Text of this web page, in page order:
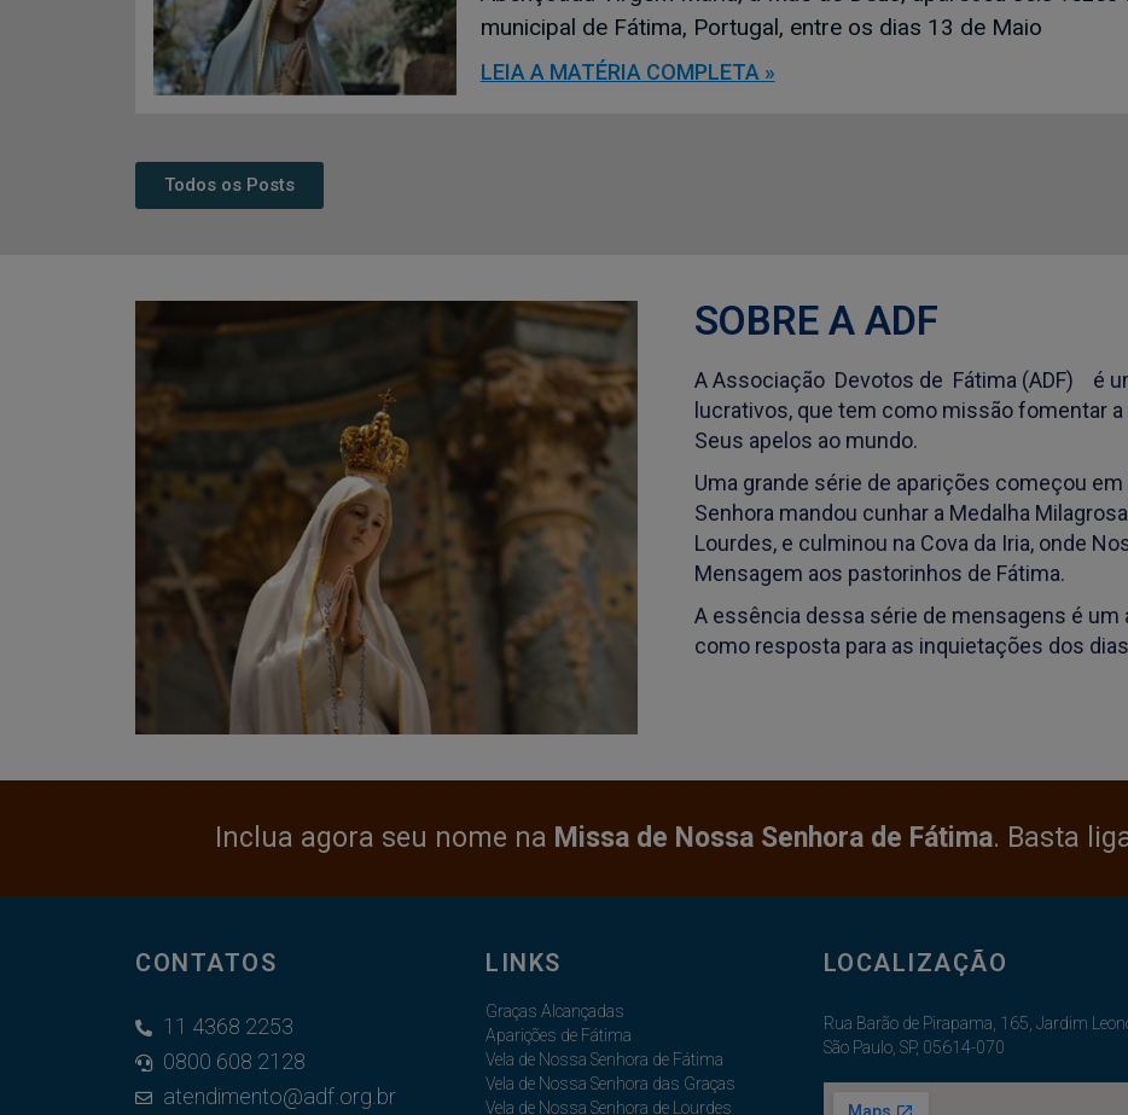
municipal de Fátima, Portugal, entre os dias 13 de Maio
LEIA A MATÉRIA COMPLETA »
Todos os Posts
SOBRE A ADF
A Associação Devotos de Fátima (ADF) é
lucrativos, que tem como missão fomentar
Seus apelos ao mundo.
Uma grande série de aparições começou
Senhora mandou cunhar a Medalha
Lourdes, e culminou na Cova da Iria, onde
Mensagem aos pastorinhos de Fátima.
A essência dessa série de mensagens é um
como resposta para as inquietações dos
Inclua agora seu nome na Missa de Nossa Senhora de Fátima. Basta
CONTATOS
11 4368 2253
0800 608 2128
atendimento@adf.org.br
LINKS
Graças Alcançadas
Aparições de Fátima
Vela de Nossa Senhora de Fátima
Vela de Nossa Senhora das Graças
Vela de Nossa Senhora de Lourdes
LOCALIZAÇÃO
Rua Barão de Pirapama, 165, Jardim
São Paulo, SP, 05614-070